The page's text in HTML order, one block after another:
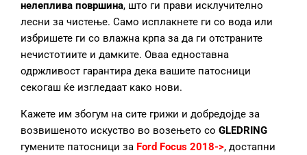
нелеплива површина, што ги прави исклучително
лесни за чистење. Само исплакнете ги со вода или
избришете ги со влажна крпа за да ги отстраните
нечистотиите и дамките. Оваа едноставна
одржливост гарантира дека вашите патосници
секогаш ќе изгледаат како нови.
Кажете им збогум на сите грижи и добредојде за
возвишеното искуство во возењето со GLEDRING
гумените патосници за Ford Focus 2018->, достапни